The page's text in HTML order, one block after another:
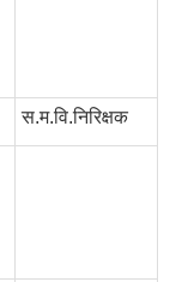
स.म.वि.निरिक्षक